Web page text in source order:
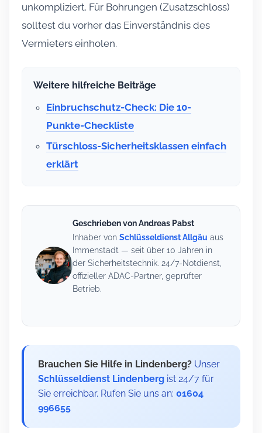
unkompliziert. Für Bohrungen (Zusatzschloss)
solltest du vorher das Einverständnis des
Vermieters einholen.
Weitere hilfreiche Beiträge
Einbruchschutz-Check: Die 10-
Punkte-Checkliste
Türschloss-Sicherheitsklassen einfach
erklärt
Geschrieben von Andreas Pabst
Inhaber vonSchlüsseldienst Allgäu aus
Immenstadt — seit über 10 Jahren in
der Sicherheitstechnik. 24/7-Notdienst,
offizieller ADAC-Partner, geprüfter
Betrieb.
Brauchen Sie Hilfe in Lindenberg?Unser
Schlüsseldienst Lindenbergist 24/7 für
Sie erreichbar. Rufen Sie uns an: 01604
996655